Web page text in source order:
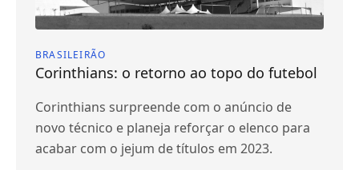
BRASILEIRÃO
Corinthians: o retorno ao topo do futebol
Corinthians surpreende com o anúncio de
novo técnico e planeja reforçar o elenco para
acabar com o jejum de títulos em 2023.